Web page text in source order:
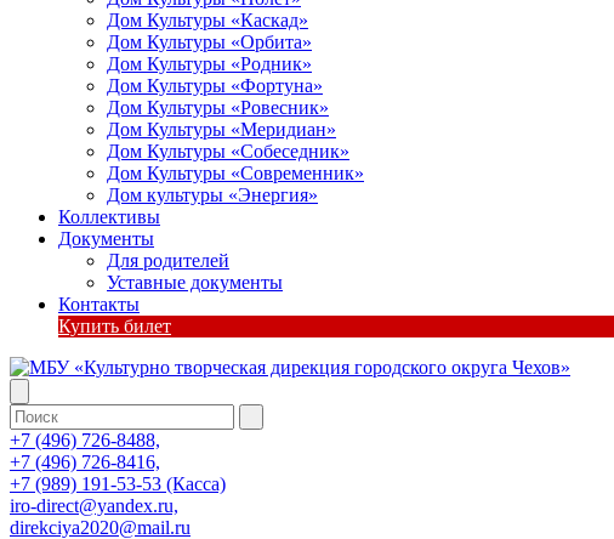
Дом Культуры «Каскад»
Дом Культуры «Орбита»
Дом Культуры «Родник»
Дом Культуры «Фортуна»
Дом Культуры «Ровесник»
Дом Культуры «Меридиан»
Дом Культуры «Собеседник»
Дом Культуры «Современник»
Дом культуры «Энергия»
Коллективы
Документы
Для родителей
Уставные документы
Контакты
Купить билет
+7 (496) 726-8488,
+7 (496) 726-8416,
+7 (989) 191-53-53 (Касса)
iro-direct@yandex.ru,
direkciya2020@mail.ru